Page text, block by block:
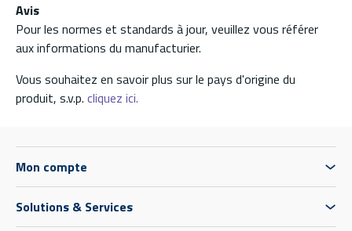
Avis
Pour les normes et standards à jour, veuillez vous référer
aux informations du manufacturier.
Vous souhaitez en savoir plus sur le pays d'origine du
produit, s.v.p. cliquez ici.
Mon compte
Solutions & Services